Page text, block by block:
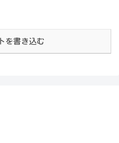
を書き込む